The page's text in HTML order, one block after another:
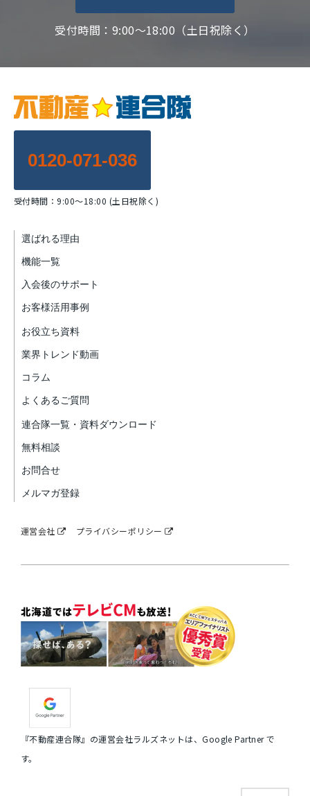
受付時間：9:00～18:00（土日祝除く）
0120-071-036
受付時間：9:00～18:00 (土日祝除く)
選ばれる理由
機能一覧
入会後のサポート
お客様活用事例
お役立ち資料
業界トレンド動画
コラム
よくあるご質問
連合隊一覧・資料ダウンロード
無料相談
お問合せ
メルマガ登録
運営会社 プライバシーポリシー
『不動産連合隊』の運営会社ラルズネットは、Google Partner で
す。